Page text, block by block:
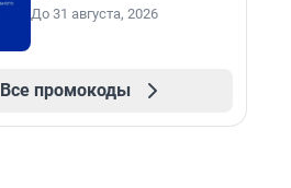
До 31 августа, 2026
Все промокоды